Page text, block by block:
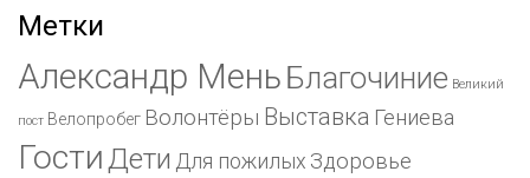
Метки
Александр Мень Благочиние Великий
пост Велопробег Волонтёры Выставка Гениева
ГостиДети Для пожилых Здоровье